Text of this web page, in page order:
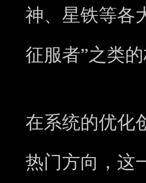
神、星铁等各
征服者”之类
在系统的优化
热门方向，这